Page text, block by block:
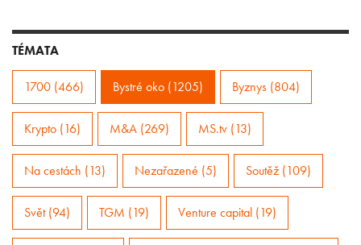
TÉMATA
1700 (466) Bystré oko (1205) Byznys (804)
Krypto (16) M&A (269) MS.tv (13)
Na cestách (13) Nezařazené (5) Soutěž (109)
Svět (94) TGM (19) Venture capital (19)